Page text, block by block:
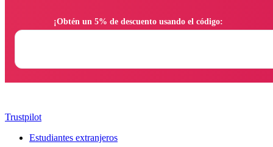
Trustpilot
Estudiantes extranjeros